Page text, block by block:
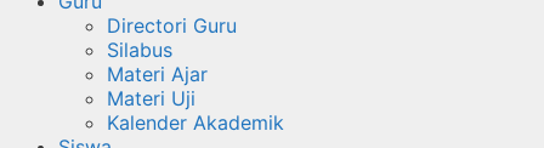
Directori Guru
Silabus
Materi Ajar
Materi Uji
Kalender Akademik